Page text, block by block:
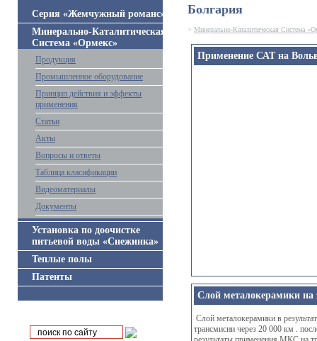
Серия «Жемчужный романс»
Минерально-Каталитическая
Система «Ормекс»
Продукция
Промышленное оборудование
Принцип действия и эффекты
применения
Статьи
Акты
Вопросы и ответы
Таблица класификации
Видеоматериалы
Документы
Установка по доочистке
питьевой воды «Снежинка»
Теплые полы
Патенты
Болгария
> Минерально-Каталитическая Система
Применение САТ на
Слой металокерамики на
Слой металокерамики в
трансмисии через 20 000 км .